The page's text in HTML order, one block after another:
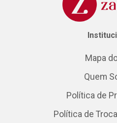
Mapa
Quem
Política de
Política de